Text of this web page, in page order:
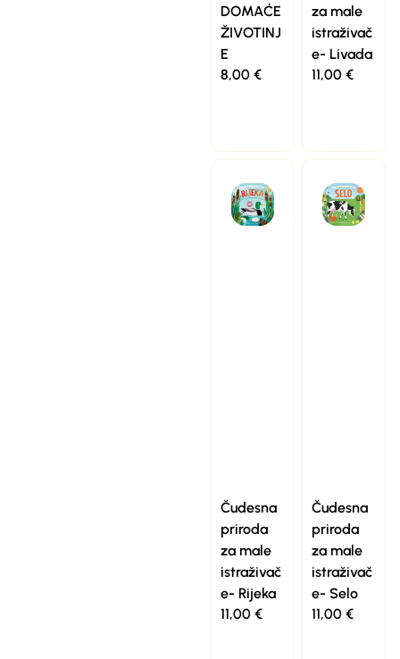
DOMAĆE
ŽIVOTINJ
E
8,00 €
za male
istraživač
e- Livada
11,00 €
Čudesna
priroda
za male
istraživač
e- Rijeka
11,00 €
Čudesna
priroda
za male
istraživač
e- Selo
11,00 €